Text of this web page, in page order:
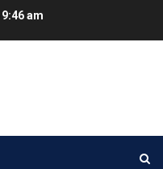
9:46 am